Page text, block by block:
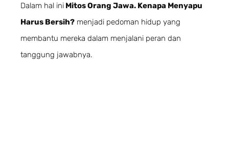
Dalam hal ini Mitos Orang Jawa. Kenapa Menyapu
Harus Bersih? menjadi pedoman hidup yang
membantu mereka dalam menjalani peran dan
tanggung jawabnya.